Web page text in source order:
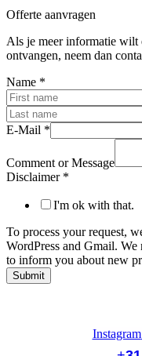
Offerte aanvragen
Als je meer informatie
ontvangen, neem dan
Name *
E-Mail *
Comment or Message
Disclaimer *
I'm ok with that.
To process your request,
WordPress and Gmail.
to inform you about new
Submit
Instagram